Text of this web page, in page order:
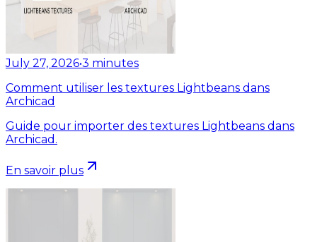
July 27, 2026•3 minutes
Comment utiliser les textures Lightbeans dans
Archicad
Guide pour importer des textures Lightbeans dans
Archicad.
En savoir plus